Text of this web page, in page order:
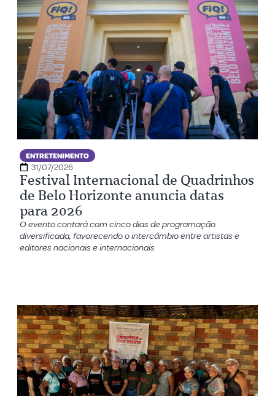
ENTRETENIMENTO
31/07/2026
Festival Internacional de Quadrinhos
de Belo Horizonte anuncia datas
para 2026
O evento contará com cinco dias de programação
diversificada, favorecendo o intercâmbio entre artistas e
editores nacionais e internacionais